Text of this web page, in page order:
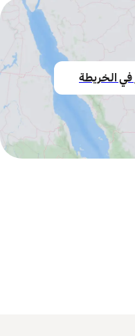
في الخريطة